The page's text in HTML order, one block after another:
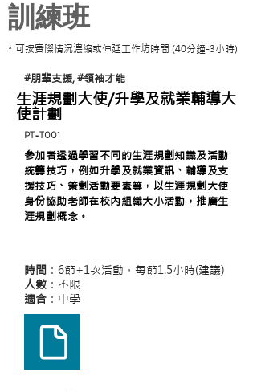
​訓練班
* 可按實際情況濃縮或伸延工作坊時間 (40分鐘-3小時)
#朋輩支援, #領袖才能
生涯規劃大使/升學及就業輔導大
使計劃
PT-T001
參加者透過學習不同的生涯規劃知識及活動
統籌技巧，例如升學及就業資訊、輔導及支
援技巧、策劃活動要素等，以生涯規劃大使
身份協助老師在校內組織大小活動，推廣生
涯規劃概念。
時間 ：6節+1次活動，每節1.5小時(建議)
人數 ：不限
適合 ：中學